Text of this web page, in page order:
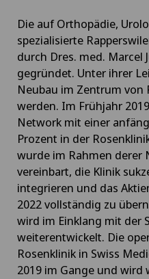
Die auf Orthopädie,
spezialisierte
durch Dres. med. Marcel
gegründet. Unter ihrer
Neubau im Zentrum von
werden. Im Frühjahr
Network mit einer
Prozent in der
wurde im Rahmen derer
vereinbart, die Klinik
integrieren und das
2022 vollständig zu
wird im Einklang mit der
weiterentwickelt. Die
Rosenklinik in Swiss
2019 im Gange und